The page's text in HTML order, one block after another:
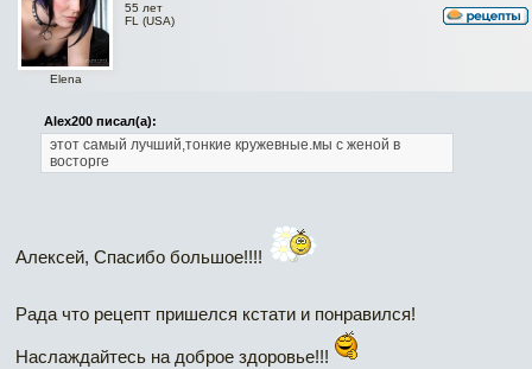
Elena
55 лет
FL (USA)
Alex200 писал(а):
этот самый лучший,тонкие кружевные.мы с женой в
восторге
Алексей, Спасибо большое!!!!
Рада что рецепт пришелся кстати и понравился!
Наслаждайтесь на доброе здоровье!!!